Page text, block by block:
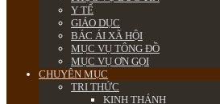
Y TẾ
GIÁO DỤC
BÁC ÁI XÃ HỘI
MỤC VỤ TÔNG ĐỒ
MỤC VỤ ƠN GỌI
CHUYÊN MỤC
TRI THỨC
KINH THÁNH